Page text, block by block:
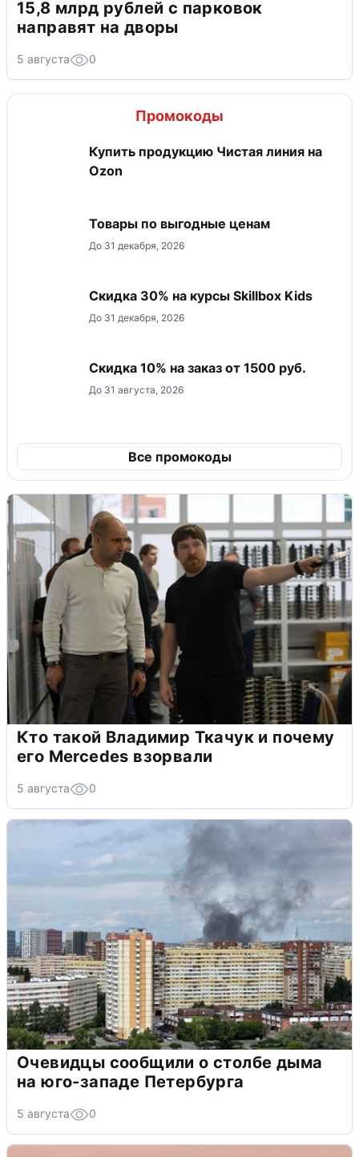
15,8 млрд рублей с парковок
направят на дворы
5 августа 0
Промокоды
Купить продукцию Чистая линия на
Ozon
Товары по выгодные ценам
До 31 декабря, 2026
Скидка 30% на курсы Skillbox Kids
До 31 декабря, 2026
Скидка 10% на заказ от 1500 руб.
До 31 августа, 2026
Все промокоды
Кто такой Владимир Ткачук и почему
его Mercedes взорвали
5 августа 0
Очевидцы сообщили о столбе дыма
на юго-западе Петербурга
5 августа 0